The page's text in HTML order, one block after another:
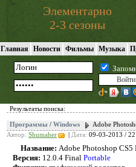
Элементарно
2-3 сезоны
Главная Новости Фильмы Музыка
Результаты поиска:
Программы / Windows
Adobe
Автор: Shumaher Дата: 09-03-2013 /
Название: Adobe Photoshop CS5
Версия: 12.0.4 Final Portable